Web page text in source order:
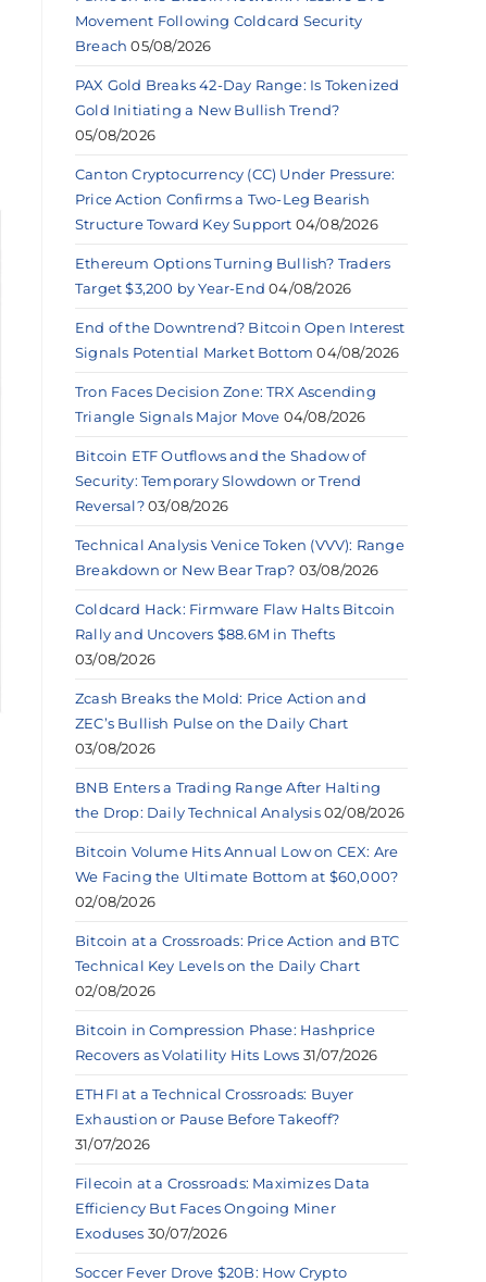
Movement Following Coldcard Security
Breach 05/08/2026
PAX Gold Breaks 42-Day Range: Is Tokenized
Gold Initiating a New Bullish Trend?
05/08/2026
Canton Cryptocurrency (CC) Under Pressure:
Price Action Confirms a Two-Leg Bearish
Structure Toward Key Support 04/08/2026
Ethereum Options Turning Bullish? Traders
Target $3,200 by Year-End 04/08/2026
End of the Downtrend? Bitcoin Open Interest
Signals Potential Market Bottom 04/08/2026
Tron Faces Decision Zone: TRX Ascending
Triangle Signals Major Move 04/08/2026
Bitcoin ETF Outflows and the Shadow of
Security: Temporary Slowdown or Trend
Reversal? 03/08/2026
Technical Analysis Venice Token (VVV): Range
Breakdown or New Bear Trap? 03/08/2026
Coldcard Hack: Firmware Flaw Halts Bitcoin
Rally and Uncovers $88.6M in Thefts
03/08/2026
Zcash Breaks the Mold: Price Action and
ZEC’s Bullish Pulse on the Daily Chart
03/08/2026
BNB Enters a Trading Range After Halting
the Drop: Daily Technical Analysis 02/08/2026
Bitcoin Volume Hits Annual Low on CEX: Are
We Facing the Ultimate Bottom at $60,000?
02/08/2026
Bitcoin at a Crossroads: Price Action and BTC
Technical Key Levels on the Daily Chart
02/08/2026
Bitcoin in Compression Phase: Hashprice
Recovers as Volatility Hits Lows 31/07/2026
ETHFI at a Technical Crossroads: Buyer
Exhaustion or Pause Before Takeoff?
31/07/2026
Filecoin at a Crossroads: Maximizes Data
Efficiency But Faces Ongoing Miner
Exoduses 30/07/2026
Soccer Fever Drove $20B: How Crypto